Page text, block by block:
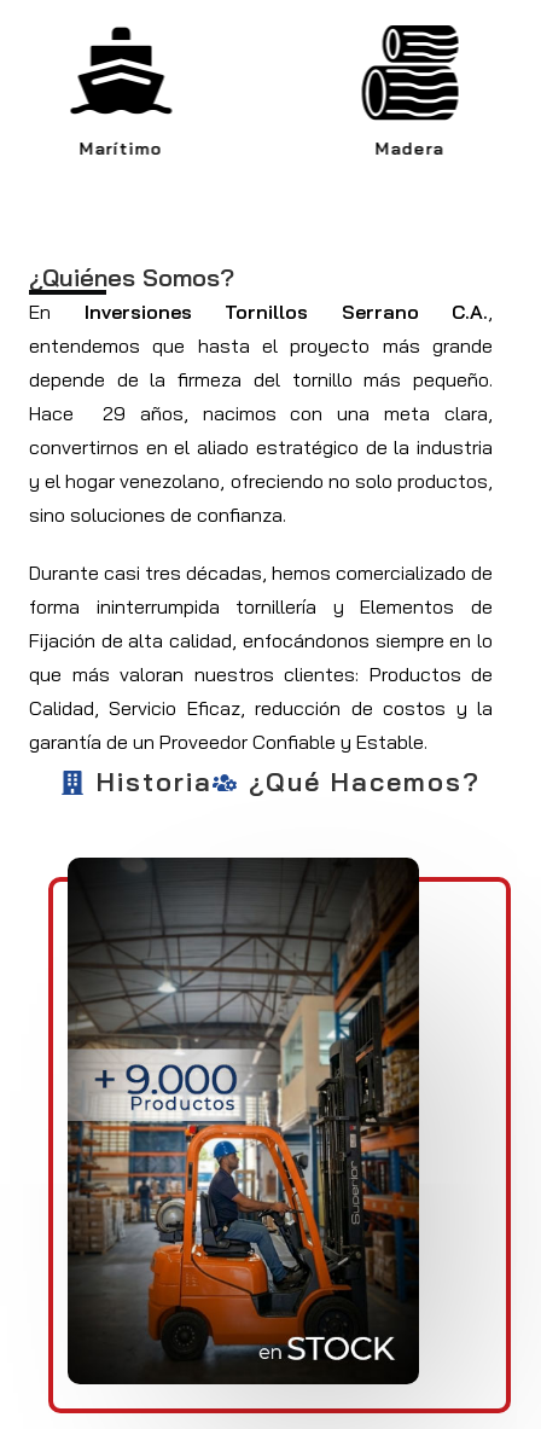
Madera Automotriz
¿Quiénes Somos?
En Inversiones Tornillos Serrano C.A.,
entendemos que hasta el proyecto más grande
depende de la firmeza del tornillo más pequeño.
Hace 29 años, nacimos con una meta clara,
convertirnos en el aliado estratégico de la industria
y el hogar venezolano, ofreciendo no solo productos,
sino soluciones de confianza.
Durante casi tres décadas, hemos comercializado de
forma ininterrumpida tornillería y Elementos de
Fijación de alta calidad, enfocándonos siempre en lo
que más valoran nuestros clientes: Productos de
Calidad, Servicio Eficaz, reducción de costos y la
garantía de un Proveedor Confiable y Estable.
Historia ¿Qué Hacemos?